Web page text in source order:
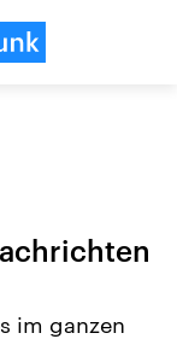
im ganzen